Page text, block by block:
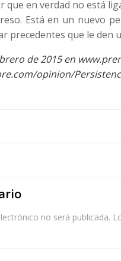
que en verdad no está
Está en un nuevo
precedentes que le den
de 2015 en
opinion/
no será publicada.